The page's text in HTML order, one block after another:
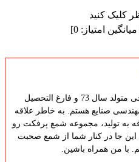
کلیک کنید
میانگین امتیاز: 0
]
من علیرضا ریاحی متولد سال 73 و فارغ التحصیل
صنایع هستم. به خاطر علاقه
به تولید، مجموعه شمع پرفکت رو
این جا در کنار شما از شمع صحبت
با من همراه باشین.